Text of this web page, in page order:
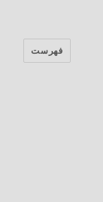
فهرست